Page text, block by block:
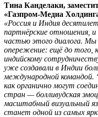
Тина Канделаки,
«Газпром-Медиа
«Россия и Индия
партнёрские отношения,
частью этого диалога.
опережение: ещё до того,
индийскому
уже создавали в Индии
международной командой.
как органично могут
стран — болливудская
масштабный визуальный
станет одной из самых